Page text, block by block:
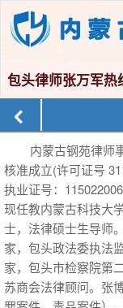
包头律师张万军热
内蒙古钢苑律师事
核准成立(许可证号
执业证号：
现任教内蒙古科技大
士，法律硕士生导师
家，包头政法委执法
家，包头市检察院第
苏商会法律顾问。张